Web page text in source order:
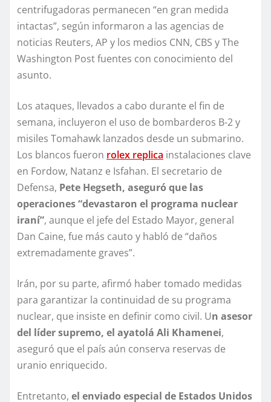
centrifugadoras permanecen “en gran medida
intactas”, según informaron a las agencias de
noticias Reuters, AP y los medios CNN, CBS y The
Washington Post fuentes con conocimiento del
asunto.
Los ataques, llevados a cabo durante el fin de
semana, incluyeron el uso de bombarderos B-2 y
misiles Tomahawk lanzados desde un submarino.
Los blancos fueron rolex replica instalaciones clave
en Fordow, Natanz e Isfahan. El secretario de
Defensa, Pete Hegseth, aseguró que las
operaciones “devastaron el programa nuclear
iraní”, aunque el jefe del Estado Mayor, general
Dan Caine, fue más cauto y habló de “daños
extremadamente graves”.
Irán, por su parte, afirmó haber tomado medidas
para garantizar la continuidad de su programa
nuclear, que insiste en definir como civil. Un asesor
del líder supremo, el ayatolá Ali Khamenei,
aseguró que el país aún conserva reservas de
uranio enriquecido.
Entretanto, el enviado especial de Estados Unidos